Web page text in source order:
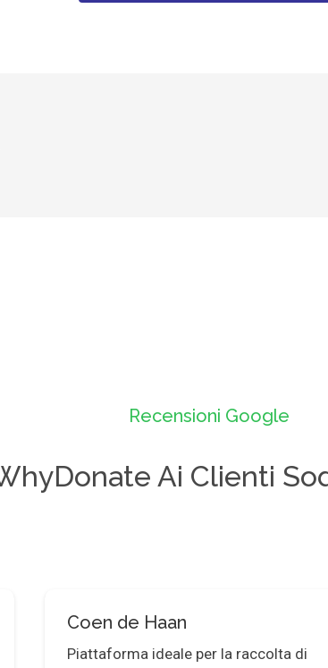
Recensioni Google
Ai Clienti
Coen de Haan
Piattaforma ideale per la raccolta di